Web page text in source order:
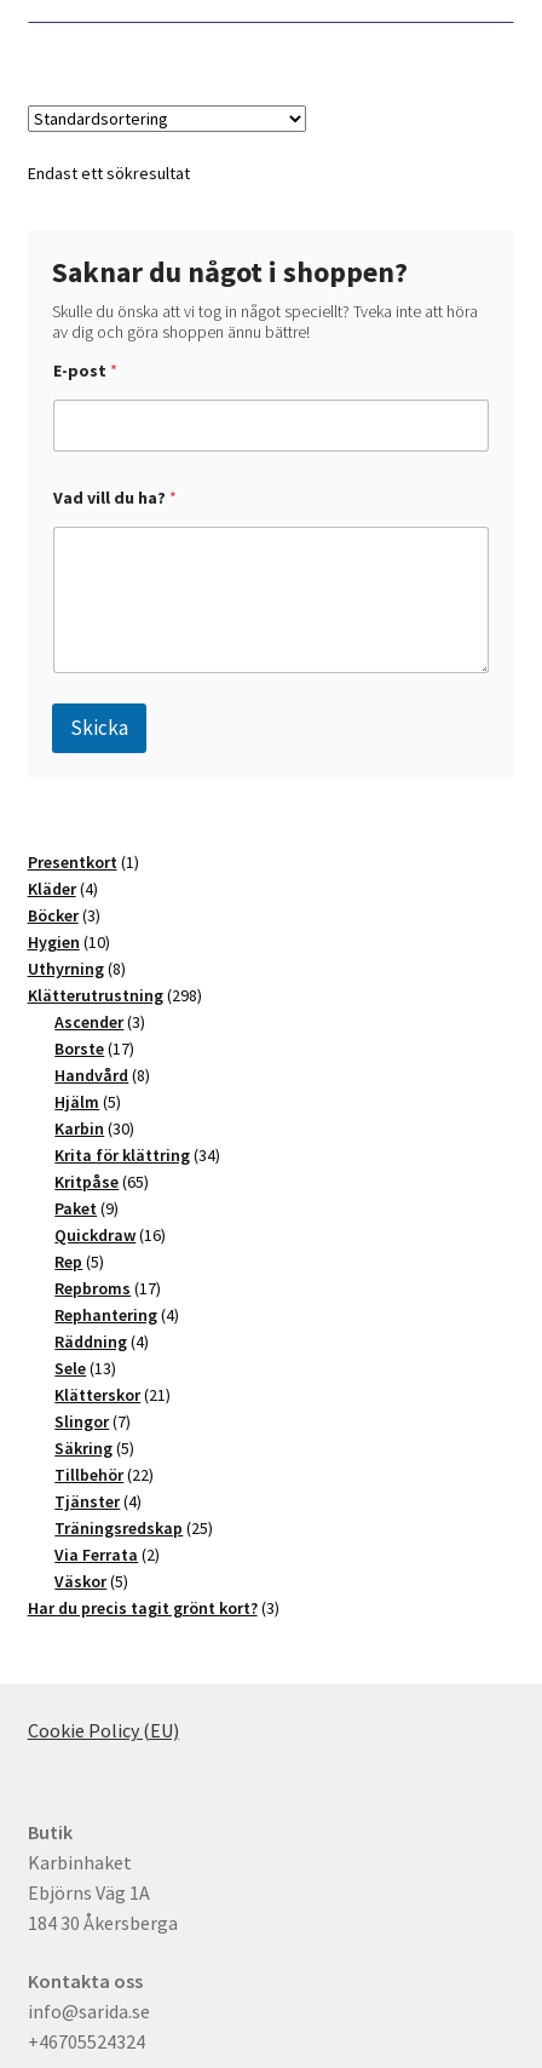
Endast ett sökresultat
Saknar du något i shoppen?
Skulle du önska att vi tog in något speciellt? Tveka inte att höra
av dig och göra shoppen ännu bättre!
E-post *
E
Vad vill du ha? *
Skicka
e
r
n
a
t
i
v
e
Presentkort 11
Kläder 44
produkter
Böcker 33
produkter
Hygien 1010
produkter
Uthyrning 88
produkter
Klätterutrustning 298298
Ascender 33
Borste 1717
produkter
Handvård 88
Hjälm 55
produkter
Karbin 3030
produkter
Krita för klättring 3434
Kritpåse 6565
Paket 99
produkter
Quickdraw 1616
Rep 55
produkter
Repbroms 1717
produkter
Rephantering 44
Räddning 44
Sele 1313
produkter
Klätterskor 2121
Slingor 77
produkter
Säkring 55
produkter
Tillbehör 2222
Tjänster 44
produkter
Träningsredskap 2525
Via Ferrata 22
Väskor 55
produkter
Har du precis tagit grönt kort? 33
Cookie Policy (EU)
Butik
Karbinhaket
Ebjörns Väg 1A
184 30 Åkersberga
Kontakta oss
info@sarida.se
+46705524324